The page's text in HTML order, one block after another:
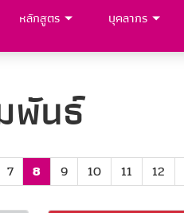
หลักสูตร บุคลากร
พันธ์
7 8 9 10 11 12